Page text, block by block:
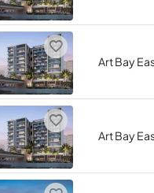
Art Bay
Art Bay